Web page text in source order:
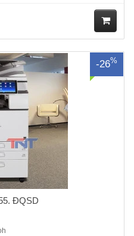
ua
-26%
ĐQSD